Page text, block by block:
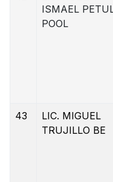
ISMAEL
POOL
43
LIC. MIGUEL
TRUJILLO BE